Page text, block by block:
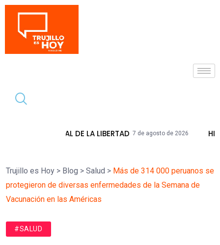
7 de agosto de 2026 HIDRANDINA
Trujillo es Hoy > Blog > Salud > Más de 314 000 peruanos se
protegieron de diversas enfermedades de la Semana de
Vacunación en las Américas
#SALUD